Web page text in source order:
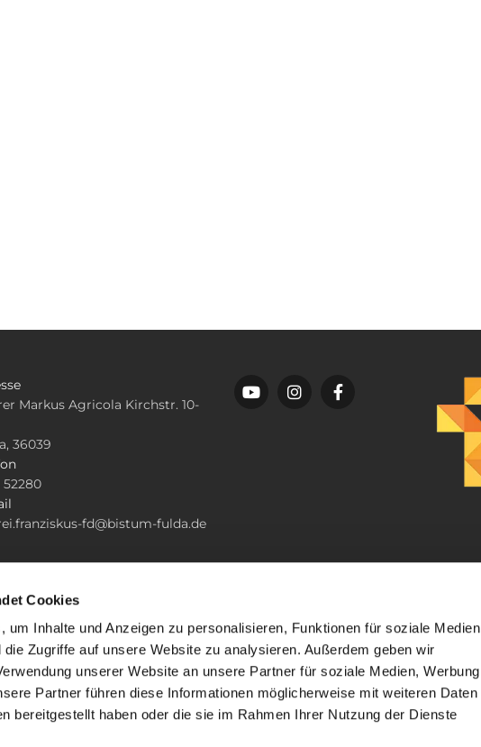
Cookies
um Inhalte und Anzeigen zu personalisieren, Funktionen für soziale Medien
Zugriffe auf unsere Website zu analysieren. Außerdem geben wir
unserer Website an unsere Partner für soziale Medien, Werbung
Partner führen diese Informationen möglicherweise mit weiteren Daten
bereitgestellt haben oder die sie im Rahmen Ihrer Nutzung der Dienste
Markus Agricola Kirchstr. 10-
36039
52280
fd@bistum-fulda.de
Impressum Datenschutzerklärung ChurchDesk-Login